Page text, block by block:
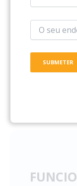
de férias dos
marcação das
férias
Colaborador